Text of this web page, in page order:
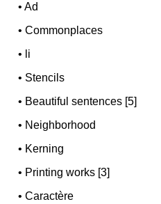
•Ad
•Commonplaces
• li
• Stencils
• Beautiful sentences [5]
• Neighborhood
• Kerning
• Printing works [3]
•Caractère